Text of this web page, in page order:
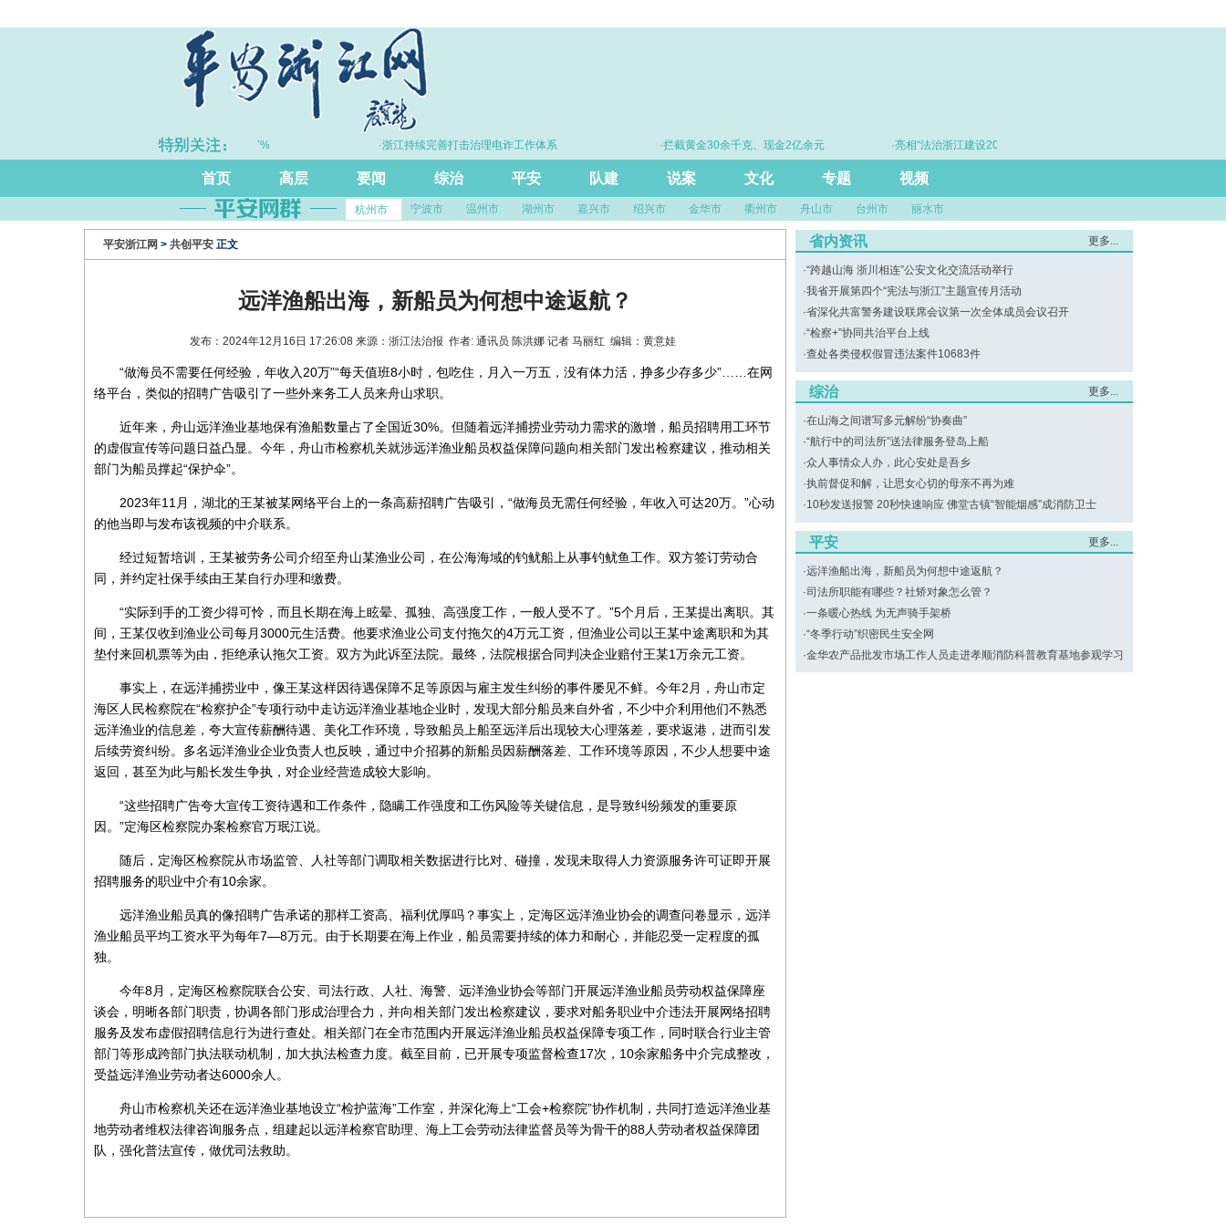
·上半年浙江GDP同比增长5.7% ·浙江持续完善打击治理电诈工作体系 ·拦截黄金30余千克、现金2亿余元
·亮相“法治浙江建设20年”主题展 浙江打造的这把“标
首页 高层 要闻 综治 平安 队建 说案 文化 专题 视频
杭州市 宁波市 温州市 湖州市 嘉兴市 绍兴市 金华市 衢州市 舟山市 台州市 丽水市
平安浙江网 > 共创平安 正文
远洋渔船出海，新船员为何想中途返航？
发布：2024年12月16日 17:26:08 来源：浙江法治报 作者: 通讯员 陈洪娜 记者 马丽红 编辑：黄意娃
“做海员不需要任何经验，年收入20万”“每天值班8小时，包吃住，月入一万五，没有体力活，挣多少存多少”……在网
络平台，类似的招聘广告吸引了一些外来务工人员来舟山求职。
近年来，舟山远洋渔业基地保有渔船数量占了全国近30%。但随着远洋捕捞业劳动力需求的激增，船员招聘用工环节
的虚假宣传等问题日益凸显。今年，舟山市检察机关就涉远洋渔业船员权益保障问题向相关部门发出检察建议，推动相关
部门为船员撑起“保护伞”。
2023年11月，湖北的王某被某网络平台上的一条高薪招聘广告吸引，“做海员无需任何经验，年收入可达20万。”心动
的他当即与发布该视频的中介联系。
经过短暂培训，王某被劳务公司介绍至舟山某渔业公司，在公海海域的钓鱿船上从事钓鱿鱼工作。双方签订劳动合
同，并约定社保手续由王某自行办理和缴费。
“实际到手的工资少得可怜，而且长期在海上眩晕、孤独、高强度工作，一般人受不了。”5个月后，王某提出离职。其
间，王某仅收到渔业公司每月3000元生活费。他要求渔业公司支付拖欠的4万元工资，但渔业公司以王某中途离职和为其
垫付来回机票等为由，拒绝承认拖欠工资。双方为此诉至法院。最终，法院根据合同判决企业赔付王某1万余元工资。
事实上，在远洋捕捞业中，像王某这样因待遇保障不足等原因与雇主发生纠纷的事件屡见不鲜。今年2月，舟山市定
海区人民检察院在“检察护企”专项行动中走访远洋渔业基地企业时，发现大部分船员来自外省，不少中介利用他们不熟悉
远洋渔业的信息差，夸大宣传薪酬待遇、美化工作环境，导致船员上船至远洋后出现较大心理落差，要求返港，进而引发
后续劳资纠纷。多名远洋渔业企业负责人也反映，通过中介招募的新船员因薪酬落差、工作环境等原因，不少人想要中途
返回，甚至为此与船长发生争执，对企业经营造成较大影响。
“这些招聘广告夸大宣传工资待遇和工作条件，隐瞒工作强度和工伤风险等关键信息，是导致纠纷频发的重要原
因。”定海区检察院办案检察官万珉江说。
随后，定海区检察院从市场监管、人社等部门调取相关数据进行比对、碰撞，发现未取得人力资源服务许可证即开展
招聘服务的职业中介有10余家。
远洋渔业船员真的像招聘广告承诺的那样工资高、福利优厚吗？事实上，定海区远洋渔业协会的调查问卷显示，远洋
渔业船员平均工资水平为每年7—8万元。由于长期要在海上作业，船员需要持续的体力和耐心，并能忍受一定程度的孤
独。
今年8月，定海区检察院联合公安、司法行政、人社、海警、远洋渔业协会等部门开展远洋渔业船员劳动权益保障座
谈会，明晰各部门职责，协调各部门形成治理合力，并向相关部门发出检察建议，要求对船务职业中介违法开展网络招聘
服务及发布虚假招聘信息行为进行查处。相关部门在全市范围内开展远洋渔业船员权益保障专项工作，同时联合行业主管
部门等形成跨部门执法联动机制，加大执法检查力度。截至目前，已开展专项监督检查17次，10余家船务中介完成整改，
受益远洋渔业劳动者达6000余人。
舟山市检察机关还在远洋渔业基地设立“检护蓝海”工作室，并深化海上“工会+检察院”协作机制，共同打造远洋渔业基
地劳动者维权法律咨询服务点，组建起以远洋检察官助理、海上工会劳动法律监督员等为骨干的88人劳动者权益保障团
队，强化普法宣传，做优司法救助。
省内资讯 更多...
·“跨越山海 浙川相连”公安文化交流活动举行
·我省开展第四个“宪法与浙江”主题宣传月活动
·省深化共富警务建设联席会议第一次全体成员会议召开
·“检察+”协同共治平台上线
·查处各类侵权假冒违法案件10683件
综治 更多...
·在山海之间谱写多元解纷“协奏曲”
·“航行中的司法所”送法律服务登岛上船
·众人事情众人办，此心安处是吾乡
·执前督促和解，让思女心切的母亲不再为难
·10秒发送报警 20秒快速响应 佛堂古镇“智能烟感”成消防卫士
平安 更多...
·远洋渔船出海，新船员为何想中途返航？
·司法所职能有哪些？社矫对象怎么管？
·一条暖心热线 为无声骑手架桥
·“冬季行动”织密民生安全网
·金华农产品批发市场工作人员走进孝顺消防科普教育基地参观学习